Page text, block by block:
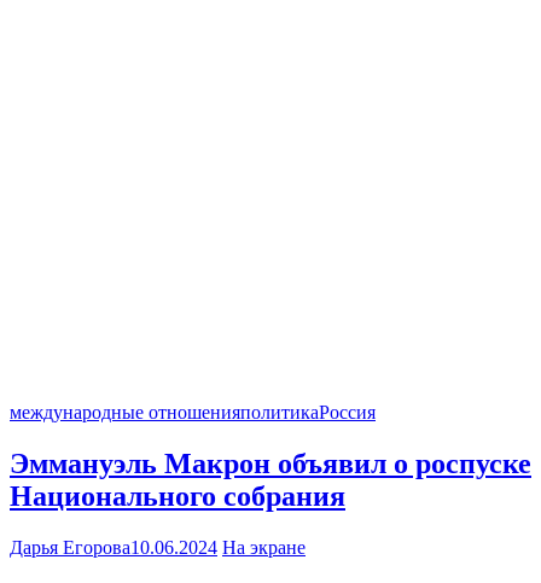
международные отношенияполитикаРоссия
Эммануэль Макрон объявил о роспуске
Национального собрания
Дарья Егорова10.06.2024 На экране